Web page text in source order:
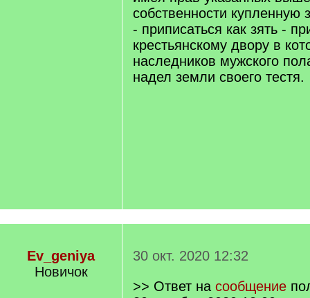
собственности купленную
- приписаться как зять -
крестьянскому двору в
наследников мужского
надел земли своего тестя.
Ev_geniya
Новичок
30 окт. 2020 12:32
>> Ответ на сообщение